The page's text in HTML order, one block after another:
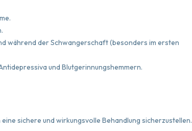
während der Schwangerschaft (besonders im ersten
und Blutgerinnungshemmern.
sichere und wirkungsvolle Behandlung sicherzustellen.